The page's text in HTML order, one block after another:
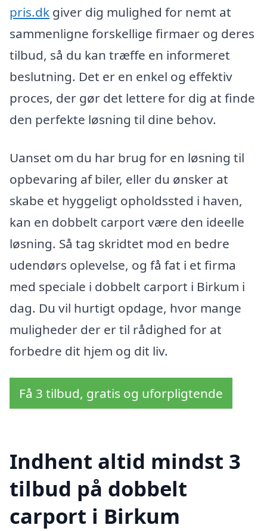
pris.dk giver dig mulighed for nemt at
sammenligne forskellige firmaer og deres
tilbud, så du kan træffe en informeret
beslutning. Det er en enkel og effektiv
proces, der gør det lettere for dig at finde
den perfekte løsning til dine behov.
Uanset om du har brug for en løsning til
opbevaring af biler, eller du ønsker at
skabe et hyggeligt opholdssted i haven,
kan en dobbelt carport være den ideelle
løsning. Så tag skridtet mod en bedre
udendørs oplevelse, og få fat i et firma
med speciale i dobbelt carport i Birkum i
dag. Du vil hurtigt opdage, hvor mange
muligheder der er til rådighed for at
forbedre dit hjem og dit liv.
Få 3 tilbud, gratis og uforpligtende
Indhent altid mindst 3
tilbud på dobbelt
carport i Birkum